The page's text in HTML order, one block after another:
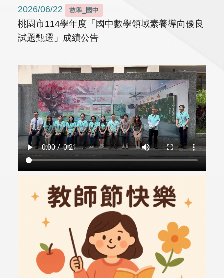
2026/06/22 數學_國中
桃園市114學年度「國中數學領域素養導向優良
試題甄選」成績公告